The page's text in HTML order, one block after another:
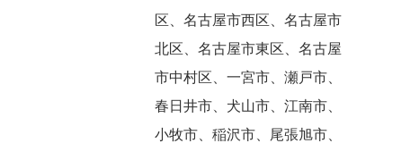
区、名古屋市西区、名古屋市
北区、名古屋市東区、名古屋
市中村区、一宮市、瀬戸市、
春日井市、犬山市、江南市、
小牧市、稲沢市、尾張旭市、